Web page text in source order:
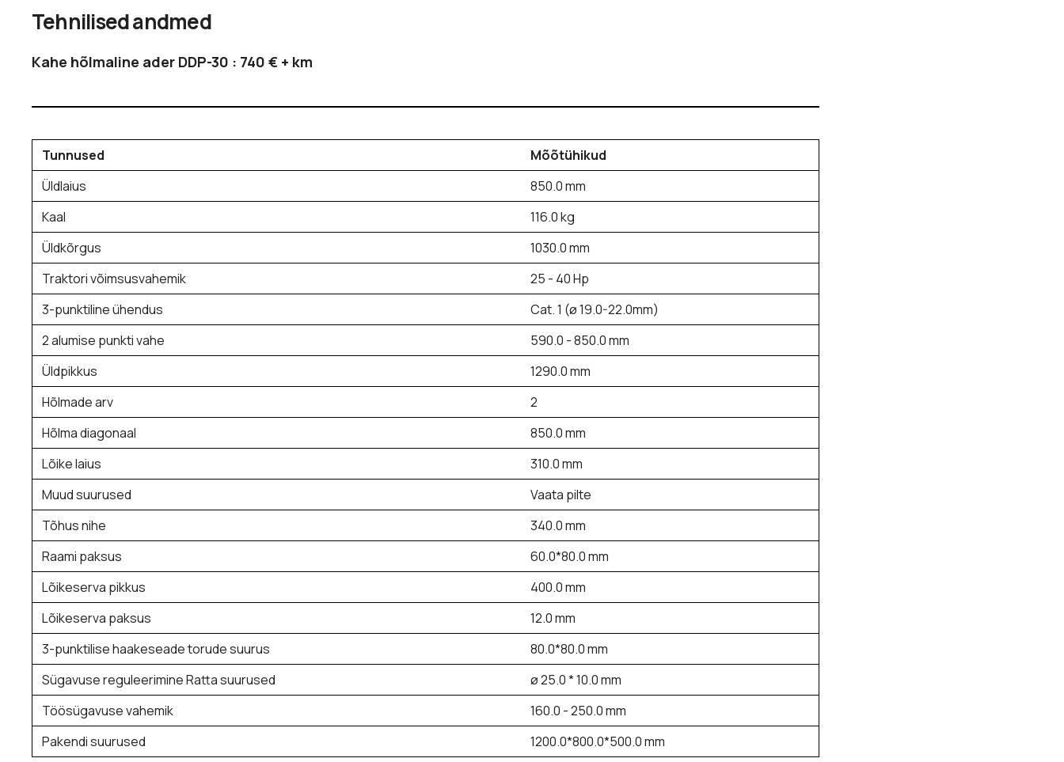
Tehnilised andmed
Kahe hõlmaline ader DDP-30 : 740 € + km
Tunnused
Mõõtühikud
Üldlaius
850.0 mm
Kaal
116.0 kg
Üldkõrgus
1030.0 mm
Traktori võimsusvahemik
25 - 40 Hp
3-punktiline ühendus
Cat. 1 (ø 19.0-22.0mm)
2 alumise punkti vahe
590.0 - 850.0 mm
Üldpikkus
1290.0 mm
Hõlmade arv
2
Hõlma diagonaal
850.0 mm
Lõike laius
310.0 mm
Muud suurused
Vaata pilte
Tõhus nihe
340.0 mm
Raami paksus
60.0*80.0 mm
Lõikeserva pikkus
400.0 mm
Lõikeserva paksus
12.0 mm
3-punktilise haakeseade torude suurus
80.0*80.0 mm
Sügavuse reguleerimine Ratta suurused
ø 25.0 * 10.0 mm
Töösügavuse vahemik
160.0 - 250.0 mm
Pakendi suurused
1200.0*800.0*500.0 mm